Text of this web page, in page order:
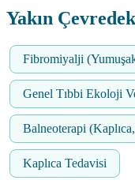
Yakın
Fibromiyalji
Genel Tıbbi Ekoloji
Balneoterapi
Kaplıca Tedavisi